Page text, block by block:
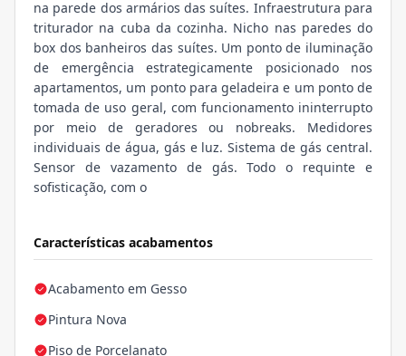
Características acabamentos
Acabamento em Gesso
Pintura Nova
Piso de Porcelanato
na parede dos armários das suítes. Infraestrutura para
triturador na cuba da cozinha. Nicho nas paredes do
box dos banheiros das suítes. Um ponto de iluminação
de emergência estrategicamente posicionado nos
apartamentos, um ponto para geladeira e um ponto de
tomada de uso geral, com funcionamento ininterrupto
por meio de geradores ou nobreaks. Medidores
individuais de água, gás e luz. Sistema de gás central.
Sensor de vazamento de gás. Todo o requinte e
sofisticação, com o